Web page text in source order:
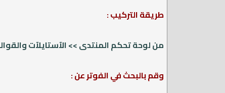
طريقة التركيب :
من لوحة تحكم المنتدى >> الآستايلآت
وقم بالبحث في الفوتر عن :